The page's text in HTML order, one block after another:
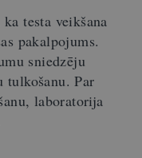
testa veikšana
pakalpojums.
sniedzēju
tulkošanu. Par
laboratorija